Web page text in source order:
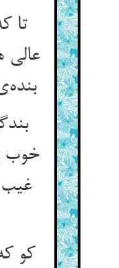
تا
بنده‌‌ی خود آید مدتی‌‌
غیب
کو